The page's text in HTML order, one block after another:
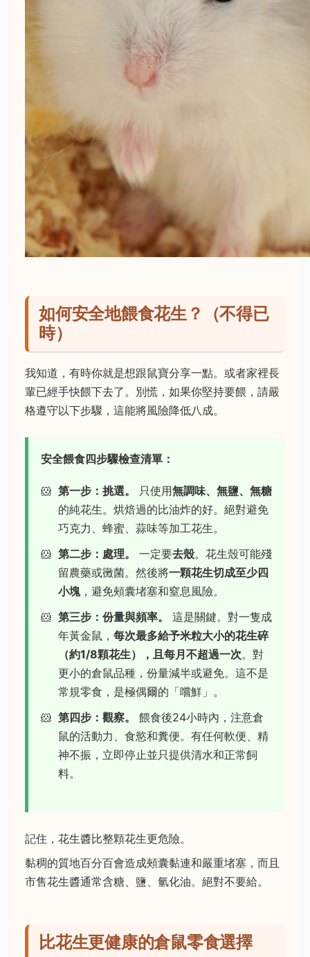
如何安全地餵食花生？（不得已
時）
我知道，有時你就是想跟鼠寶分享一點。或者家裡長
輩已經手快餵下去了。別慌，如果你堅持要餵，請嚴
格遵守以下步驟，這能將風險降低八成。
安全餵食四步驟檢查清單：
第一步：挑選。 只使用無調味、無鹽、無糖
的純花生。烘焙過的比油炸的好。絕對避免
巧克力、蜂蜜、蒜味等加工花生。
第二步：處理。
一定要去殼。花生殼可能殘
留農藥或黴菌。然後將一顆花生切成至少四
小塊 ，避免頰囊堵塞和窒息風險。
第三步：份量與頻率。
這是關鍵。對一隻成
年黃金鼠， 每次最多給予米粒大小的花生碎
（約1/8顆花生），且每月不超過一次。對
更小的倉鼠品種，份量減半或避免。這不是
常規零食，是極偶爾的「嚐鮮」。
第四步：觀察。
餵食後24小時內，注意倉
鼠的活動力、食慾和糞便。有任何軟便、精
神不振，立即停止並只提供清水和正常飼
料。
記住，花生醬比整顆花生更危險。
黏稠的質地百分百會造成頰囊黏連和嚴重堵塞，而且
市售花生醬通常含糖、鹽、氫化油。絕對不要給。
比花生更健康的倉鼠零食選擇